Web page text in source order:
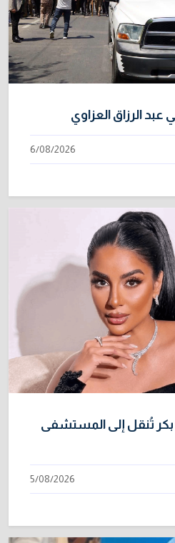
عبد الرزاق العزاوي
6/08/2026
تُنقل إلى المستشفى
5/08/2026